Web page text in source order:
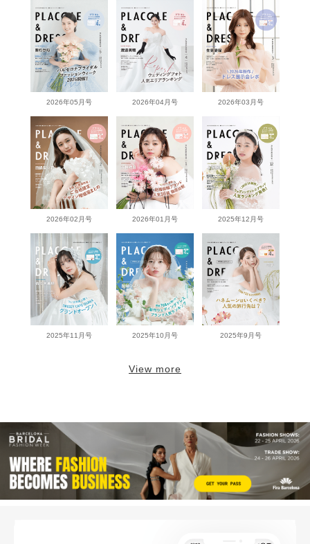
2026年05月号 2026年04月号 2026年03月号
2026年02月号 2026年01月号 2025年12月号
2025年11月号 2025年10月号 2025年9月号
View more